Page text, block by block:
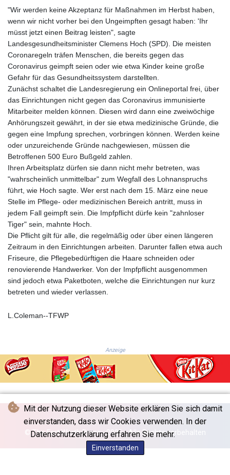
Mit der Nutzung dieser Website erklären Sie sich damit
einverstanden, dass wir Cookies verwenden. In der
Datenschutzerklärung erfahren Sie mehr.
Einverstanden
GNF
8770.290382
GYD 208.881351
HKD 7.84372
HNL 26.762769
HTG 130.551217
HUF 313.870984
IDR 17907
ILS 3.0115
IMP 0.742819
INR 95.19655
1308.066714
IRR
1374799.999626
ISK 122.78976
JEP 0.742819
JOD 0.708983
JPY 157.761501
KES 129.397493
KGS 87.45026
KHR
KZT 468.574643
LAK
22572.089904
LBP
89416.880105
LKR 335.026171
"Wir werden keine Akzeptanz für Maßnahmen im Herbst haben,
wenn wir nicht vorher bei den Ungeimpften gesagt haben: 'Ihr
müsst jetzt einen Beitrag leisten", sagte
Landesgesundheitsminister Clemens Hoch (SPD). Die meisten
Coronaregeln träfen Menschen, die bereits gegen das
Coronavirus geimpft seien oder wie etwa Kinder keine große
Gefahr für das Gesundheitssystem darstellten.
Zunächst schaltet die Landesregierung ein Onlineportal frei, über
das Einrichtungen nicht gegen das Coronavirus immunisierte
Mitarbeiter melden können. Diesen wird dann eine zweiwöchige
Anhörungszeit gewährt, in der sie etwa medizinische Gründe, die
gegen eine Impfung sprechen, vorbringen können. Werden keine
oder unzureichende Gründe nachgewiesen, müssen die
Betroffenen 500 Euro Bußgeld zahlen.
Ihren Arbeitsplatz dürfen sie dann nicht mehr betreten, was
"wahrscheinlich unmittelbar" zum Wegfall des Lohnanspruchs
führt, wie Hoch sagte. Wer erst nach dem 15. März eine neue
Stelle im Pflege- oder medizinischen Bereich antritt, muss in
jedem Fall geimpft sein. Die Impfpflicht dürfe kein "zahnloser
Tiger" sein, mahnte Hoch.
Die Pflicht gilt für alle, die regelmäßig oder über einen längeren
Zeitraum in den Einrichtungen arbeiten. Darunter fallen etwa auch
Friseure, die Pflegebedürftigen die Haare schneiden oder
renovierende Handwerker. Von der Impfpflicht ausgenommen
sind jedoch etwa Paketboten, welche die Einrichtungen nur kurz
betreten und wieder verlassen.
L.Coleman--TFWP
Anzeige
© The Fort Worth Press - 2026 - Alle Rechte vorbehalten